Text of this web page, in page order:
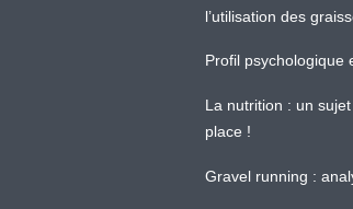
l’utilisation des
Profil psychologique
La nutrition : un
place !
Gravel running :